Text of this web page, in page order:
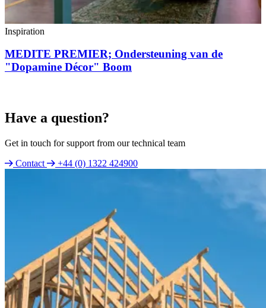
Inspiration
MEDITE PREMIER; Ondersteuning van de
"Dopamine Décor" Boom
Have a question?
Get in touch for support from our technical team
Contact
+44 (0) 1322 424900